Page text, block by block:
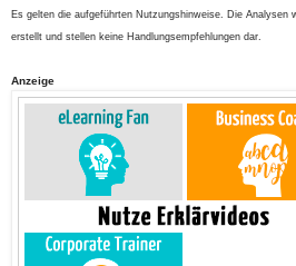
Es gelten die aufgeführten Nutzungshinweise. Die Analysen
erstellt und stellen keine Handlungsempfehlungen dar.
Anzeige